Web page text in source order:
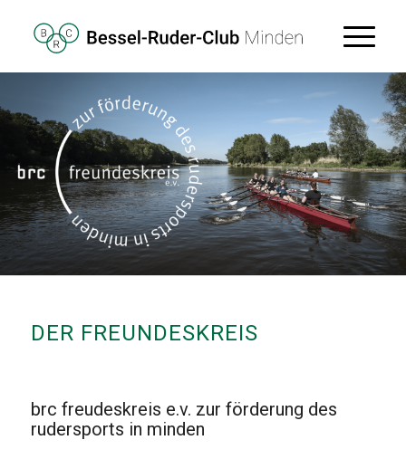
DER FREUNDESKREIS
brc freudeskreis e.v. zur förderung des
rudersports in minden